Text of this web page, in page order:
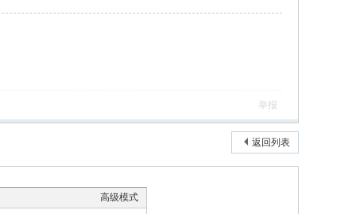
举报
返回列表
高级模式